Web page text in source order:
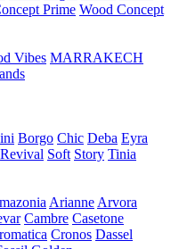
Prime Wood Concept
Vibes MARRAKECH
Borgo Chic Deba Eyra
Revival Soft Story Tinia
Arianne Arvora
Cambre Casetone
Cronos Dassel